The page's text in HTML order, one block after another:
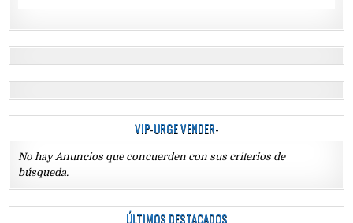
VIP-URGE VENDER-
No hay Anuncios que concuerden con sus criterios de
búsqueda.
ÚLTIMOS DESTACADOS